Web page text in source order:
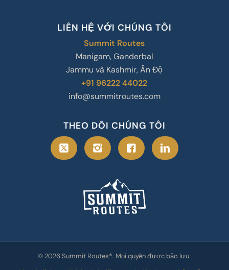
LIÊN HỆ VỚI CHÚNG TÔI
Summit Routes
Manigam, Ganderbal
Jammu và Kashmir, Ấn Độ
+91 96222 44022
info@summitroutes.com
THEO DÕI CHÚNG TÔI
© 2026 Summit Routes®. Mọi quyền được bảo lưu.